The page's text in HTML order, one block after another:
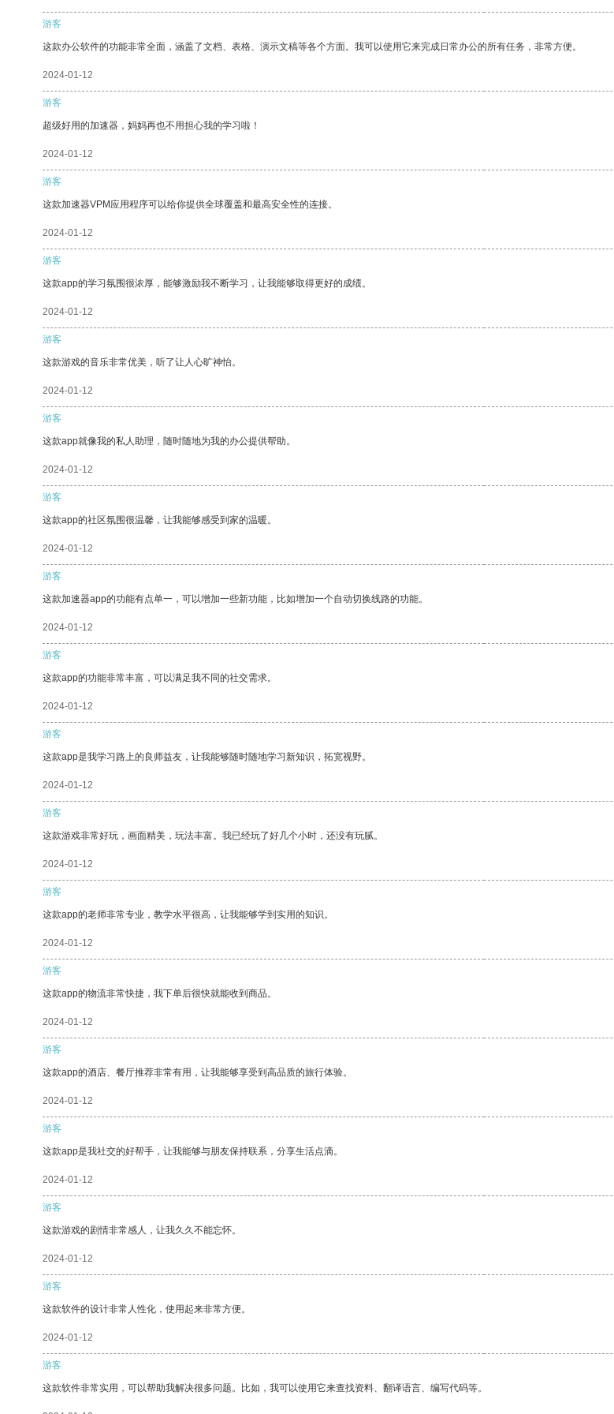
游客
这款办公软件的功能非常全面，涵盖了文档、表格、演示文稿等各个方面。我可以使用它来完成日常办公的所有任务，非常方便。
2024-01-12
游客
超级好用的加速器，妈妈再也不用担心我的学习啦！
2024-01-12
游客
这款加速器VPM应用程序可以给你提供全球覆盖和最高安全性的连接。
2024-01-12
游客
这款app的学习氛围很浓厚，能够激励我不断学习，让我能够取得更好的成绩。
2024-01-12
游客
这款游戏的音乐非常优美，听了让人心旷神怡。
2024-01-12
游客
这款app就像我的私人助理，随时随地为我的办公提供帮助。
2024-01-12
游客
这款app的社区氛围很温馨，让我能够感受到家的温暖。
2024-01-12
游客
这款加速器app的功能有点单一，可以增加一些新功能，比如增加一个自动切换线路的功能。
2024-01-12
游客
这款app的功能非常丰富，可以满足我不同的社交需求。
2024-01-12
游客
这款app是我学习路上的良师益友，让我能够随时随地学习新知识，拓宽视野。
2024-01-12
游客
这款游戏非常好玩，画面精美，玩法丰富。我已经玩了好几个小时，还没有玩腻。
2024-01-12
游客
这款app的老师非常专业，教学水平很高，让我能够学到实用的知识。
2024-01-12
游客
这款app的物流非常快捷，我下单后很快就能收到商品。
2024-01-12
游客
这款app的酒店、餐厅推荐非常有用，让我能够享受到高品质的旅行体验。
2024-01-12
游客
这款app是我社交的好帮手，让我能够与朋友保持联系，分享生活点滴。
2024-01-12
游客
这款游戏的剧情非常感人，让我久久不能忘怀。
2024-01-12
游客
这款软件的设计非常人性化，使用起来非常方便。
2024-01-12
游客
这款软件非常实用，可以帮助我解决很多问题。比如，我可以使用它来查找资料、翻译语言、编写代码等。